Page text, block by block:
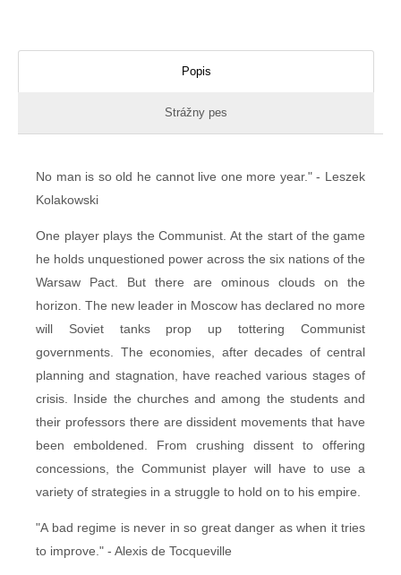
Popis
Strážny pes
No man is so old he cannot live one more year." - Leszek
Kolakowski
One player plays the Communist. At the start of the game
he holds unquestioned power across the six nations of the
Warsaw Pact. But there are ominous clouds on the
horizon. The new leader in Moscow has declared no more
will Soviet tanks prop up tottering Communist
governments. The economies, after decades of central
planning and stagnation, have reached various stages of
crisis. Inside the churches and among the students and
their professors there are dissident movements that have
been emboldened. From crushing dissent to offering
concessions, the Communist player will have to use a
variety of strategies in a struggle to hold on to his empire.
"A bad regime is never in so great danger as when it tries
to improve." - Alexis de Tocqueville